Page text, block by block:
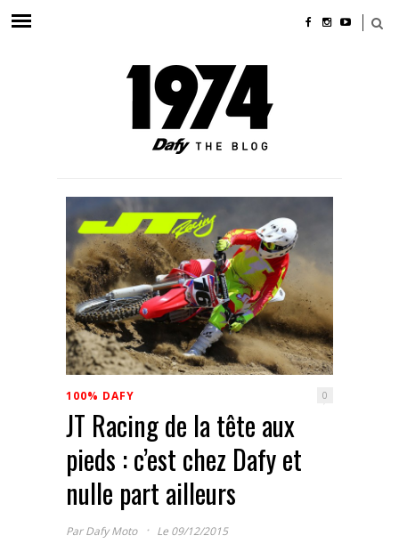
100% DAFY 0
JT Racing de la tête aux
pieds : c’est chez Dafy et
nulle part ailleurs
ParDafy Moto · Le 09/12/2015